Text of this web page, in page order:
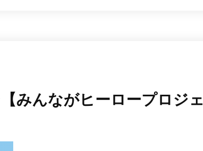
みんながヒーロープロジェ